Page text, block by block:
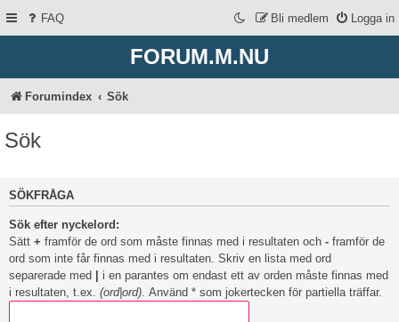
FAQ Logga in
Bli medlem
FORUM.M.NU
Forumindex Sök
Sök
SÖKFRÅGA
Sök efter nyckelord:
Sätt + framför de ord som måste finnas med i resultaten och - framför de
ord som inte får finnas med i resultaten. Skriv en lista med ord
separerade med | i en parantes om endast ett av orden måste finnas med
i resultaten, t.ex. (ord|ord) . Använd * som jokertecken för partiella träffar.